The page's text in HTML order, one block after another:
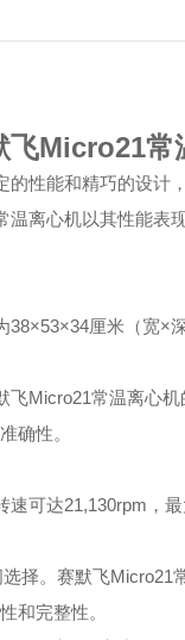
飞Micro21常
性能和精巧的设计
离心机以其性能表
厘米（宽×
Micro21常温离心
确性。
可达21,130rpm，
。赛默飞Micro21
和完整性。